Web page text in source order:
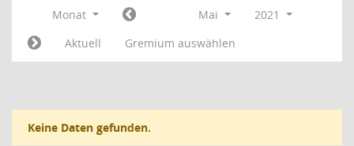
Monat Mai
2021
Aktuell
Gremium auswählen
Keine Daten gefunden.